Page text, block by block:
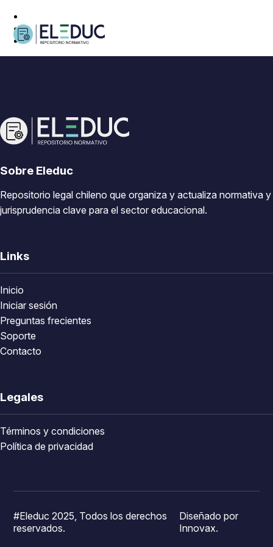
Sobre Eleduc
Repositorio legal chileno que organiza y actualiza normativa y
jurisprudencia clave para el sector educacional.
Links
Inicio
Iniciar sesión
Preguntas frecientes
Soporte
Contacto
Legales
Términos y condiciones
Política de privacidad
#Eleduc 2025, Todos los derechos
reservados.
Diseñado por
Innovax.